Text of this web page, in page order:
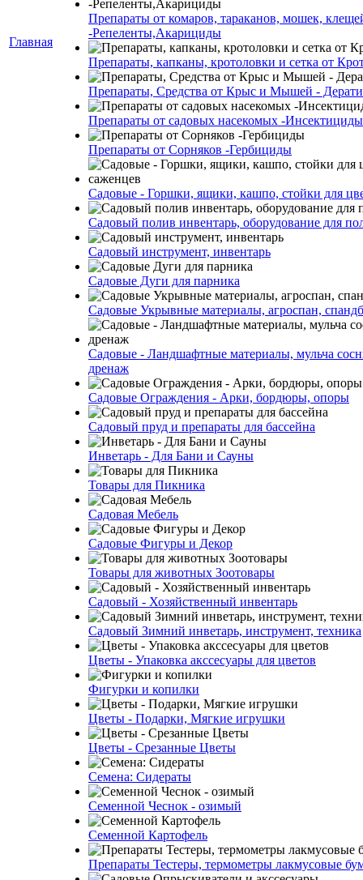
Главная
Препараты от комаров, тараканов, мошек,
-Репеленты,Акарициды
Препараты, капканы, кротоловки и сетка от
Препараты, Средства от Крыс и Мышей -
Препараты от садовых насекомых -Инсектициды
Препараты от Сорняков -Гербициды
Садовые - Горшки, ящики, кашпо, стойки для
Садовый полив инвентарь, оборудование для
Садовый инструмент, инвентарь
Садовые Дуги для парника
Садовые Укрывные материалы, агроспан,
Садовые - Ландшафтные материалы, мульча
дренаж
Садовые Ограждения - Арки, бордюры, опоры
Садовый пруд и препараты для бассейна
Инветарь - Для Бани и Сауны
Товары для Пикника
Садовая Мебель
Садовые Фигуры и Декор
Товары для животных Зоотовары
Садовый - Хозяйственный инвентарь
Садовый Зимний инветарь, инструмент, техника
Цветы - Упаковка акссесуары для цветов
Фигурки и копилки
Цветы - Подарки, Мягкие игрушки
Цветы - Срезанные Цветы
Семена: Сидераты
Семенной Чеснок - озимый
Семенной Картофель
Препараты Тестеры, термометры лакмусовые